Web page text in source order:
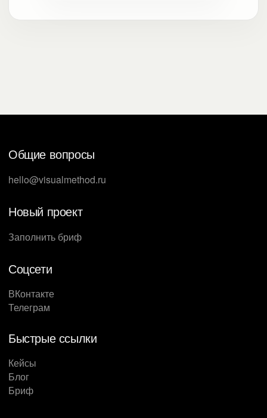
Общие вопросы
hello@visualmethod.ru
Новый проект
Заполнить бриф
Соцсети
ВКонтакте
Телеграм
Быстрые ссылки
Кейсы
Блог
Бриф